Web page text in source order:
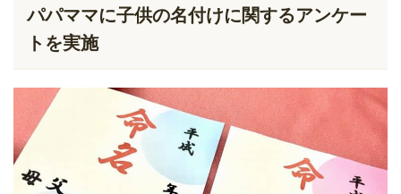
パパママに子供の名付けに関するアンケー
トを実施